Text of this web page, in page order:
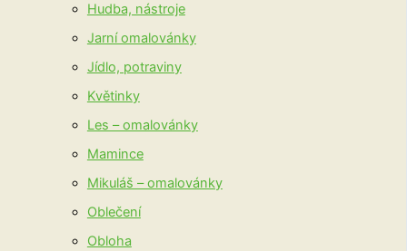
Hudba, nástroje
Jarní omalovánky
Jídlo, potraviny
Květinky
Les – omalovánky
Mamince
Mikuláš – omalovánky
Oblečení
Obloha